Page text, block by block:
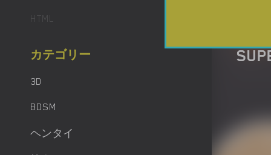
HTML
カテゴリー
3D
BDSM
ヘンタイ